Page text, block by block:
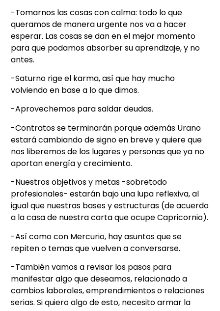
-Tomarnos las cosas con calma: todo lo que
queramos de manera urgente nos va a hacer
esperar. Las cosas se dan en el mejor momento
para que podamos absorber su aprendizaje, y no
antes.
-Saturno rige el karma, así que hay mucho
volviendo en base a lo que dimos.
-Aprovechemos para saldar deudas.
-Contratos se terminarán porque además Urano
estará cambiando de signo en breve y quiere que
nos liberemos de los lugares y personas que ya no
aportan energía y crecimiento.
-Nuestros objetivos y metas -sobretodo
profesionales- estarán bajo una lupa reflexiva, al
igual que nuestras bases y estructuras (de acuerdo
a la casa de nuestra carta que ocupe Capricornio).
-Así como con Mercurio, hay asuntos que se
repiten o temas que vuelven a conversarse.
-También vamos a revisar los pasos para
manifestar algo que deseamos, relacionado a
cambios laborales, emprendimientos o relaciones
serias. Si quiero algo de esto, necesito armar la